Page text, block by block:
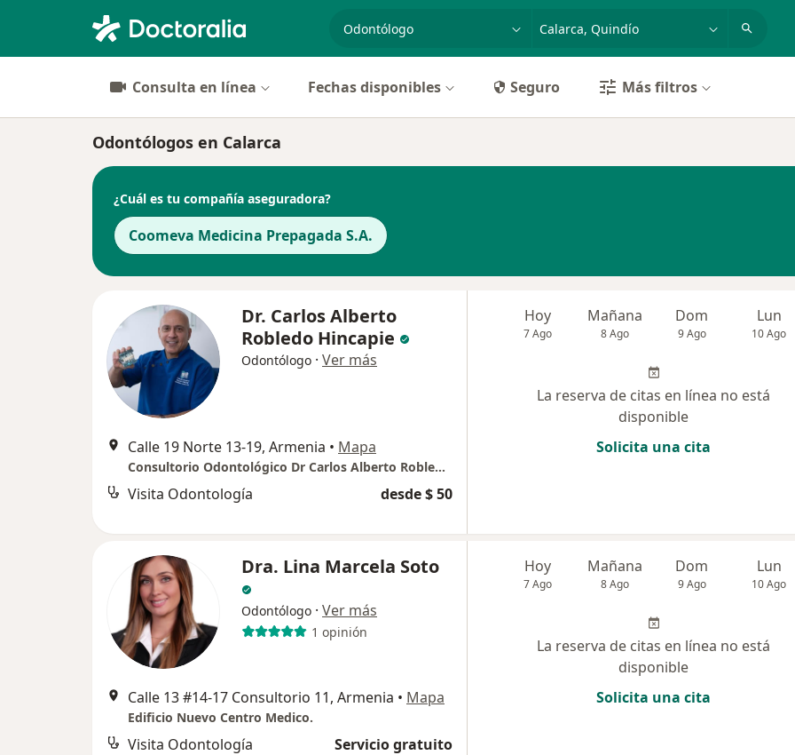
especialidad, enfermedad o nombre
Consulta en línea Fechas disponibles Seguro Más filtros
Odontólogos en Calarca
¿Cuál es tu compañía aseguradora?
Coomeva Medicina Prepagada S.A.
Dr. Carlos Alberto
Robledo Hincapie
Odontólogo · Ver más
Calle 19 Norte 13-19, Armenia • Mapa
Consultorio Odontológico Dr Carlos Alberto Robledo Hincapie
Visita Odontología desde $ 50
Hoy
7 Ago
Mañana
8 Ago
Dom
9 Ago
Lun
10 Ago
La reserva de citas en línea no está
disponible
Solicita una cita
Dra. Lina Marcela Soto
Odontólogo · Ver más
1 opinión
Calle 13 #14-17 Consultorio 11, Armenia • Mapa
Edificio Nuevo Centro Medico.
Visita Odontología Servicio gratuito
Hoy
7 Ago
Mañana
8 Ago
Dom
9 Ago
Lun
10 Ago
La reserva de citas en línea no está
disponible
Solicita una cita